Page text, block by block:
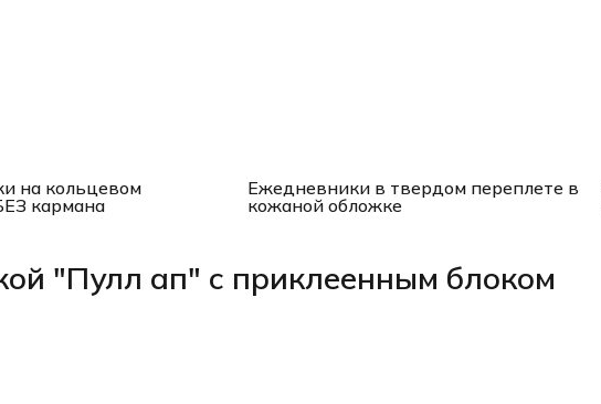
на кольцевом
кармана
Ежедневники в твердом переплете в
кожаной обложке
"Пулл ап" с приклеенным блоком